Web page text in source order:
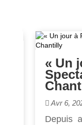
« Un
Avr 6, 2025
Depuis